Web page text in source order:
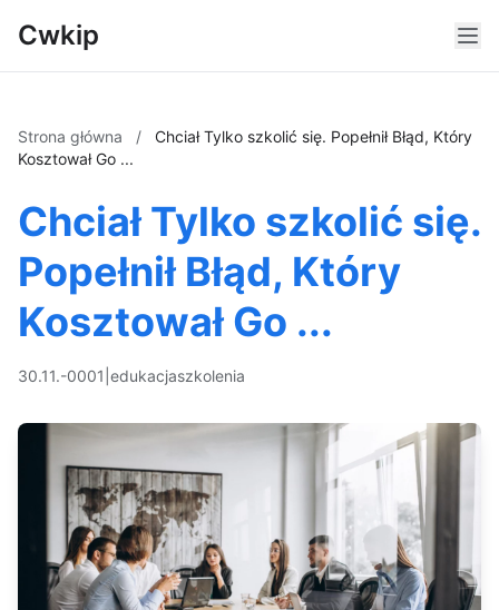
Cwkip
Strona główna /
Chciał Tylko szkolić się. Popełnił Błąd, Który
Kosztował Go ...
Chciał Tylko szkolić się.
Popełnił Błąd, Który
Kosztował Go ...
30.11.-0001 edukacjaszkolenia